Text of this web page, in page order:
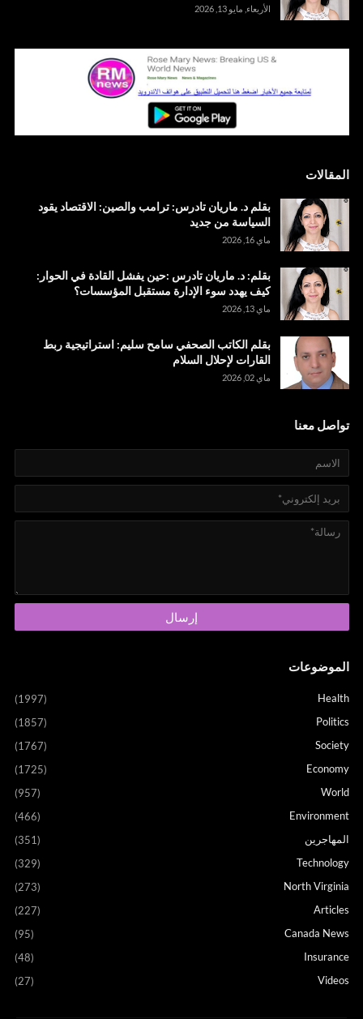
الأربعاء, مايو 13, 2026
المقالات
بقلم د. ماريان تادرس: ترامب والصين: الاقتصاد يقود
السياسة من جديد
ماي 16, 2026
بقلم: د. ماريان تادرس :حين يفشل القادة في الحوار:
كيف يهدد سوء الإدارة مستقبل المؤسسات؟
ماي 13, 2026
بقلم الكاتب الصحفي سامح سليم: استراتيجية ربط
القارات لإحلال السلام
ماي 02, 2026
تواصل معنا
الموضوعات
Health
(1997)
Politics
(1857)
Society
(1767)
Economy
(1725)
World
(957)
Environment
(466)
المهاجرين
(351)
Technology
(329)
North Virginia
(273)
Articles
(227)
Canada News
(95)
Insurance
(48)
Videos
(27)